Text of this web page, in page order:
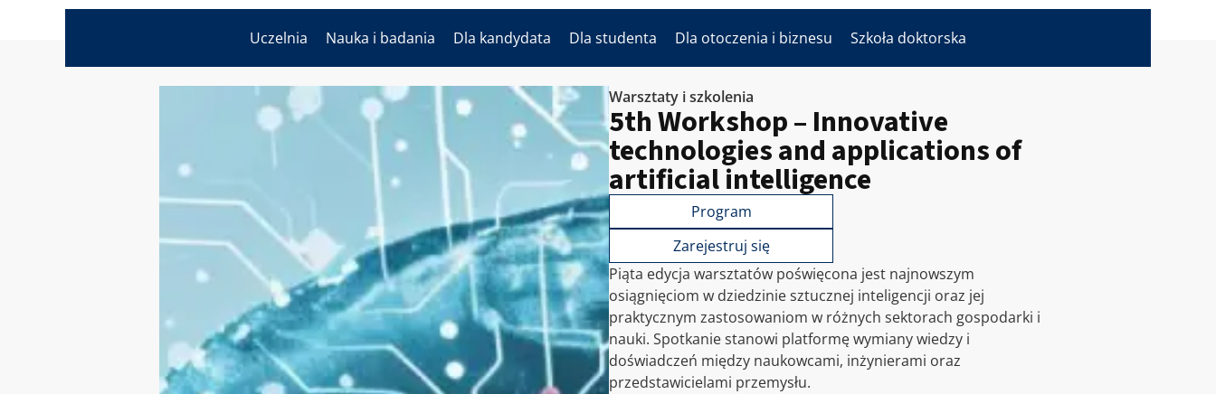
Uczelnia Nauka i badania Dla kandydata Dla studenta Dla otoczenia i biznesu Szkoła doktorska
Warsztaty i szkolenia
5th Workshop – Innovative
technologies and applications of
artificial intelligence
Program
Zarejestruj się
Piąta edycja warsztatów poświęcona jest najnowszym
osiągnięciom w dziedzinie sztucznej inteligencji oraz jej
praktycznym zastosowaniom w różnych sektorach gospodarki i
nauki. Spotkanie stanowi platformę wymiany wiedzy i
doświadczeń między naukowcami, inżynierami oraz
przedstawicielami przemysłu.